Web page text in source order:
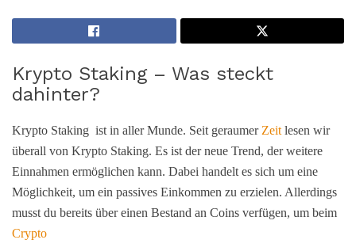
Krypto Staking – Was steckt
dahinter?
Krypto Staking ist in aller Munde. Seit geraumer Zeit lesen wir
überall von Krypto Staking. Es ist der neue Trend, der weitere
Einnahmen ermöglichen kann. Dabei handelt es sich um eine
Möglichkeit, um ein passives Einkommen zu erzielen. Allerdings
musst du bereits über einen Bestand an Coins verfügen, um beim
Crypto